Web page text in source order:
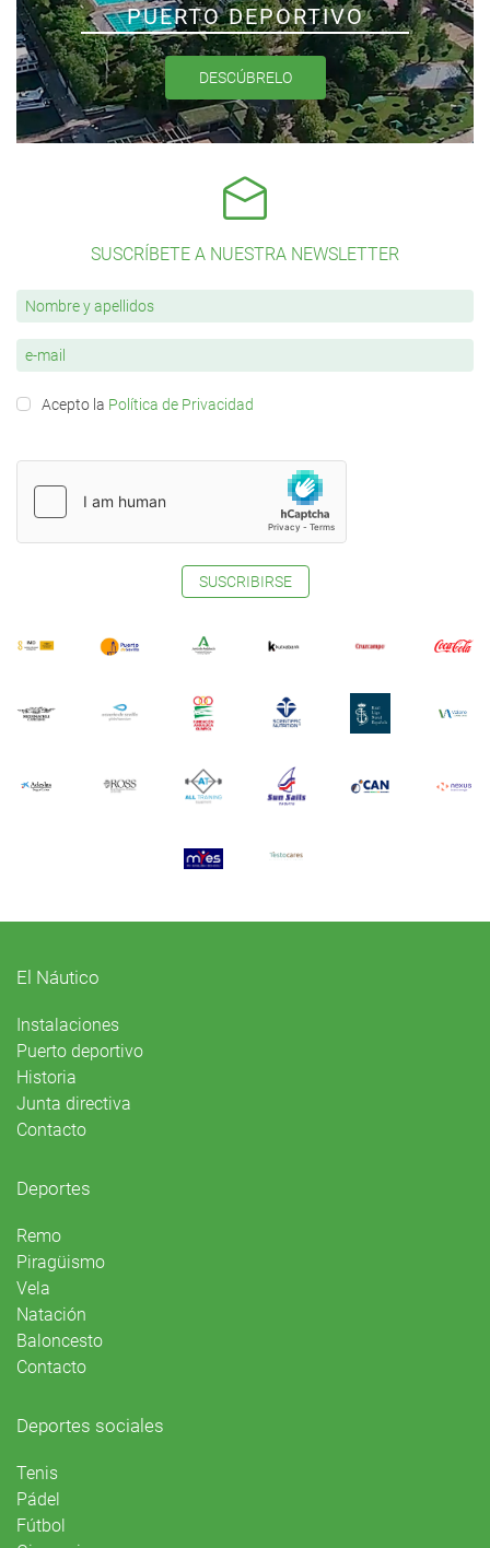
PUERTO DEPORTIVO
DESCÚBRELO
SUSCRÍBETE A NUESTRA NEWSLETTER
Acepto la Política de Privacidad
SUSCRIBIRSE
El Náutico
Instalaciones
Puerto deportivo
Historia
Junta directiva
Contacto
Deportes
Remo
Piragüismo
Vela
Natación
Baloncesto
Contacto
Deportes sociales
Tenis
Pádel
Fútbol